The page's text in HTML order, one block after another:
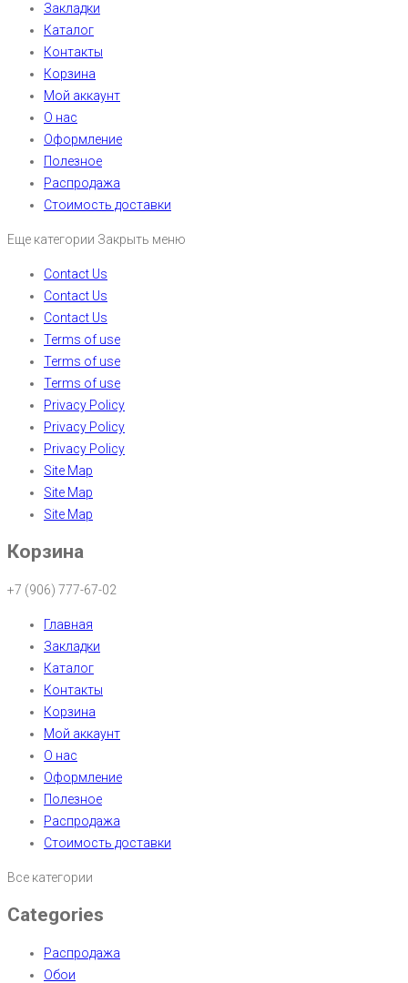
Закладки
Каталог
Контакты
Корзина
Мой аккаунт
О нас
Оформление
Полезное
Распродажа
Стоимость доставки
Еще категории Закрыть меню
Contact Us
Contact Us
Contact Us
Terms of use
Terms of use
Terms of use
Privacy Policy
Privacy Policy
Privacy Policy
Site Map
Site Map
Site Map
Корзина
+7 (906) 777-67-02
Главная
Закладки
Каталог
Контакты
Корзина
Мой аккаунт
О нас
Оформление
Полезное
Распродажа
Стоимость доставки
Все категории
Categories
Распродажа
Обои